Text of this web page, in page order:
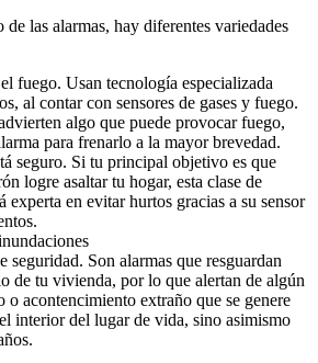
las alarmas, hay diferentes variedades
fuego. Usan tecnología especializada
al contar con sensores de gases y fuego.
algo que puede provocar fuego,
para frenarlo a la mayor brevedad.
seguro. Si tu principal objetivo es que
logre asaltar tu hogar, esta clase de
experta en evitar hurtos gracias a su sensor
seguridad. Son alarmas que resguardan
de tu vivienda, por lo que alertan de algún
o acontencimiento extraño que se genere
interior del lugar de vida, sino asimismo